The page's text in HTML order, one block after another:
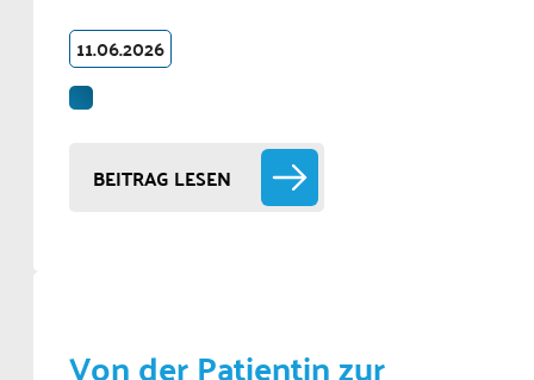
11.06.2026
BEITRAG LESEN
Von der Patientin zur